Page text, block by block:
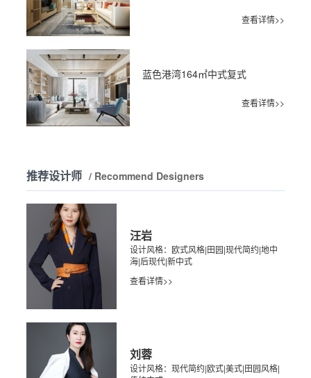
查看详情>>
蓝色港湾164㎡中式复式
查看详情>>
推荐设计师 / Recommend Designers
汪岩
设计风格：欧式风格|田园|现代简约|地中
海|后现代|新中式
查看详情>>
刘蓉
设计风格：现代简约|欧式|美式|田园风格|